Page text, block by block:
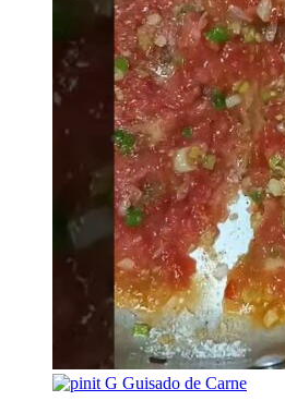
G Guisado de Carne